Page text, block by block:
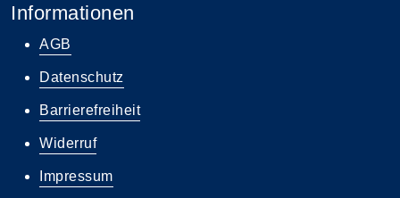
Informationen
AGB
Datenschutz
Barrierefreiheit
Widerruf
Impressum